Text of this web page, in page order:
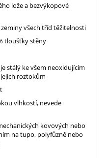
lože a bezvýkopové
všech tříd těžitelnosti
tloušťky stěny
stálý ke všem neoxidujícím
roztokům
vlhkostí, nevede
kovových nebo
na tupo, polyfůzně nebo